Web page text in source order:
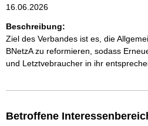
16.06.2026
Beschreibung:
Ziel des Verbandes ist es, die
BNetzA zu reformieren, sodass
und Letztvebraucher in ihr
Betroffene